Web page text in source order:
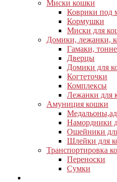
Миски кошки
Коврики под
Кормушки
Миски для
Домики, лежанки,
Гамаки,
Дверцы
Домики для
Когтеточки
Комплексы
Лежанки для
Амуниция кошки
Намордники
Ошейники
Шлейки для
Транспортировка
Переноски
Сумки